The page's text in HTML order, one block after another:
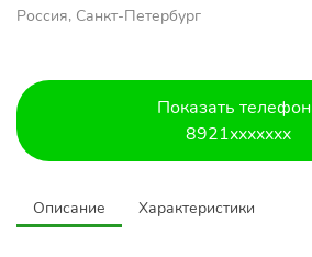
Россия, Санкт-Петербург
Показать телефон
8921xxxxxxx
Описание Характеристики